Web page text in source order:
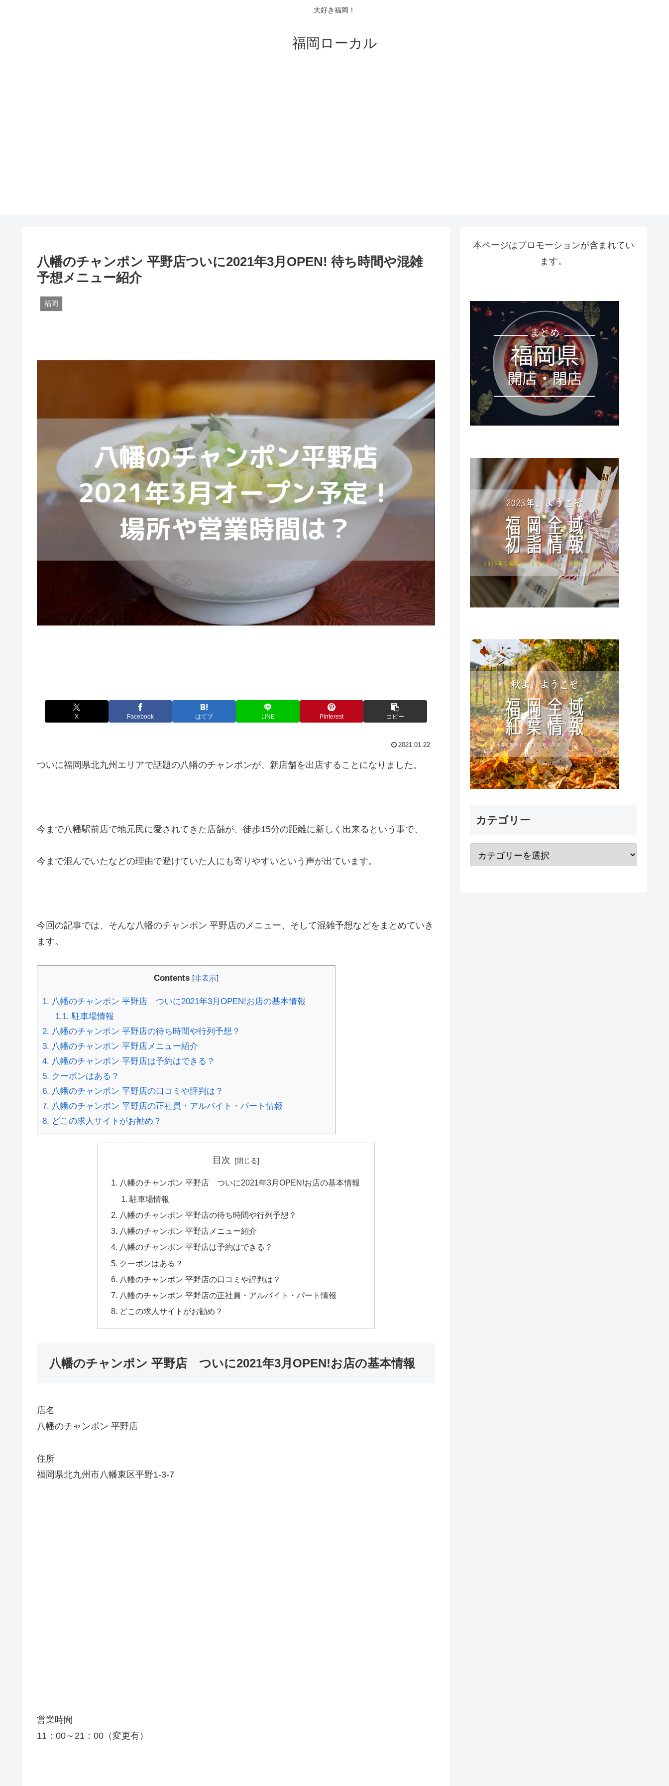
大好き福岡！
福岡ローカル
八幡のチャンポン 平野店ついに2021年3月OPEN! 待ち時間や混雑
予想メニュー紹介
福岡
X Facebook はてブ LINE Pinterest コピー
2021.01.22
ついに福岡県北九州エリアで話題の八幡のチャンポンが、新店舗を出店することになりました。
今まで八幡駅前店で地元民に愛されてきた店舗が、徒歩15分の距離に新しく出来るという事で、
今まで混んでいたなどの理由で避けていた人にも寄りやすいという声が出ています。
今回の記事では、そんな八幡のチャンポン 平野店のメニュー、そして混雑予想などをまとめていき
ます。
Contents [非表示]
1. 八幡のチャンポン 平野店 ついに2021年3月OPEN!お店の基本情報
1.1. 駐車場情報
2. 八幡のチャンポン 平野店の待ち時間や行列予想？
3. 八幡のチャンポン 平野店メニュー紹介
4. 八幡のチャンポン 平野店は予約はできる？
5. クーポンはある？
6. 八幡のチャンポン 平野店の口コミや評判は？
7. 八幡のチャンポン 平野店の正社員・アルバイト・パート情報
8. どこの求人サイトがお勧め？
目次
八幡のチャンポン 平野店 ついに2021年3月OPEN!お店の基本情報
駐車場情報
八幡のチャンポン 平野店の待ち時間や行列予想？
八幡のチャンポン 平野店メニュー紹介
八幡のチャンポン 平野店は予約はできる？
クーポンはある？
八幡のチャンポン 平野店の口コミや評判は？
八幡のチャンポン 平野店の正社員・アルバイト・パート情報
どこの求人サイトがお勧め？
八幡のチャンポン 平野店 ついに2021年3月OPEN!お店の基本情報
店名
八幡のチャンポン 平野店
住所
福岡県北九州市八幡東区平野1-3-7
営業時間
11：00～21：00（変更有）
本ページはプロモーションが含まれてい
ます。
カテゴリー